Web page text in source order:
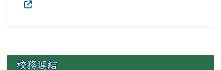
左邊區域內容
校務連結